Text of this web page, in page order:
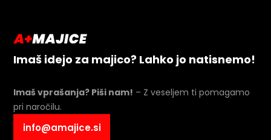
Imaš idejo za majico? Lahko jo natisnemo!
Imaš vprašanja? Piši nam! – Z veseljem ti pomagamo
pri naročilu.
info@amajice.si